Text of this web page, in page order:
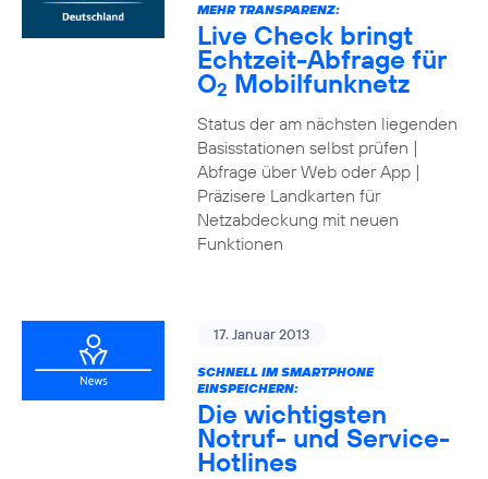
MEHR TRANSPARENZ:
Live Check bringt
Echtzeit-Abfrage für
O2 Mobilfunknetz
Status der am nächsten liegenden
Basisstationen selbst prüfen |
Abfrage über Web oder App |
Präzisere Landkarten für
Netzabdeckung mit neuen
Funktionen
17. Januar 2013
SCHNELL IM SMARTPHONE
EINSPEICHERN:
Die wichtigsten
Notruf- und Service-
Hotlines